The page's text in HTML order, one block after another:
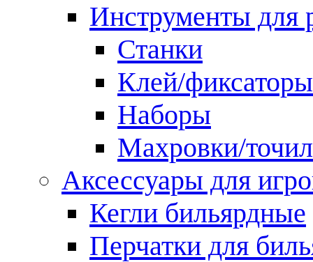
Инструменты для
Станки
Клей/фиксаторы
Наборы
Махровки/
Аксессуары для
Кегли бильярдные
Перчатки для